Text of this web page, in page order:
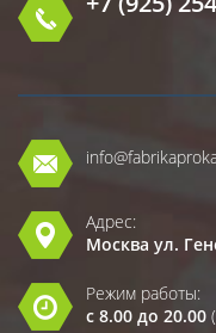
Адрес:
Москва ул.
Режим работы:
с 8.00 до 20.00